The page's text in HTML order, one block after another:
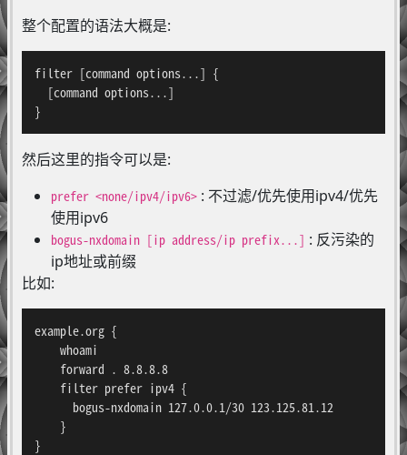
整个配置的语法大概是:
filter [command options...] {
  [command options...]
}
然后这里的指令可以是:
prefer <none/ipv4/ipv6>: 不过滤/优先使用ipv4/优先
使用ipv6
bogus-nxdomain [ip address/ip prefix...] : 反污染的
ip地址或前缀
比如:
example.org {
    whoami
    forward . 8.8.8.8
    filter prefer ipv4 {
      bogus-nxdomain 127.0.0.1/30 123.125.81.12
    }
}